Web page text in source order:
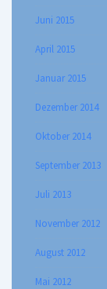
Juni 2015
April 2015
Januar 2015
Dezember 2014
Oktober 2014
September 2013
Juli 2013
November 2012
August 2012
Mai 2012